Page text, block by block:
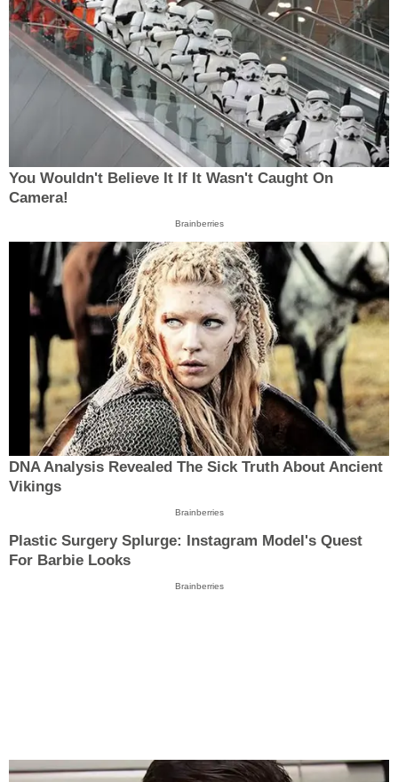
You Wouldn't Believe It If It Wasn't Caught On
Camera!
Brainberries
DNA Analysis Revealed The Sick Truth About Ancient
Vikings
Brainberries
Plastic Surgery Splurge: Instagram Model's Quest
For Barbie Looks
Brainberries